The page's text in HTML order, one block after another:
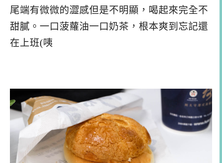
尾端有微微的澀感但是不明顯，喝起來完全不
甜膩。一口菠蘿油一口奶茶，根本爽到忘記還
在上班(咦